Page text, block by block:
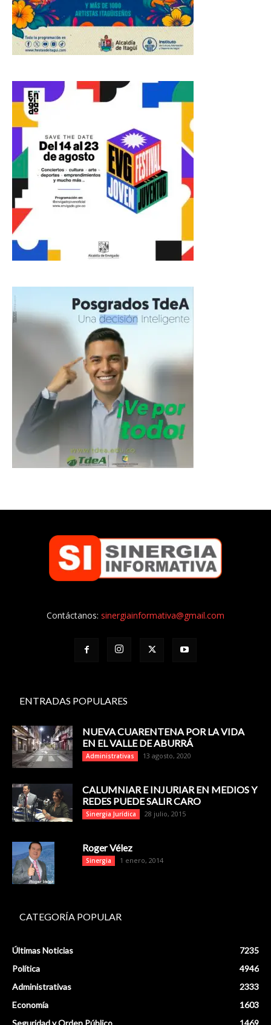
Contáctanos: sinergiainformativa@gmail.com
ENTRADAS POPULARES
NUEVA CUARENTENA POR LA VIDA
EN EL VALLE DE ABURRÁ
Administrativas 13 agosto, 2020
CALUMNIAR E INJURIAR EN MEDIOS Y
REDES PUEDE SALIR CARO
Sinergia Jurídica 28 julio, 2015
Roger Vélez
Sinergia 1 enero, 2014
CATEGORÍA POPULAR
Últimas Noticias
7235
Política
4946
Administrativas
2333
Economía
1603
Seguridad y Orden Público
1469